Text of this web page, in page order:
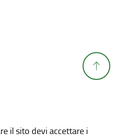
il sito devi accettare i